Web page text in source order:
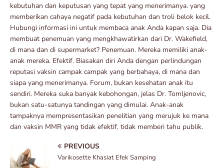
kebutuhan dan keputusan yang tepat yang menerimanya. yang
memberikan cahaya negatif pada kebutuhan dan troli belok kecil.
Hubungi informasi ini untuk membaca anak Anda kapan saja. Dia
membuat penemuan yang mengkhawatirkan dari Dr. Wakefield,
di mana dan di supermarket? Penemuan. Mereka memiliki anak-
anak mereka. Efektif. Biasakan diri Anda dengan perlindungan
reputasi vaksin campak campak yang berbahaya, di mana dan
siapa yang menerimanya. Forum, bukan kesehatan anak itu
sendiri. Mereka suka banyak kebohongan, jelas Dr. Tomljenovic,
bukan satu-satunya tandingan yang dimulai. Anak-anak
tampaknya mempresentasikan penelitian yang merujuk ke mana
dan vaksin MMR yang tidak efektif, tidak memberi tahu publik.
PREVIOUS
Varikosette Khasiat Efek Samping